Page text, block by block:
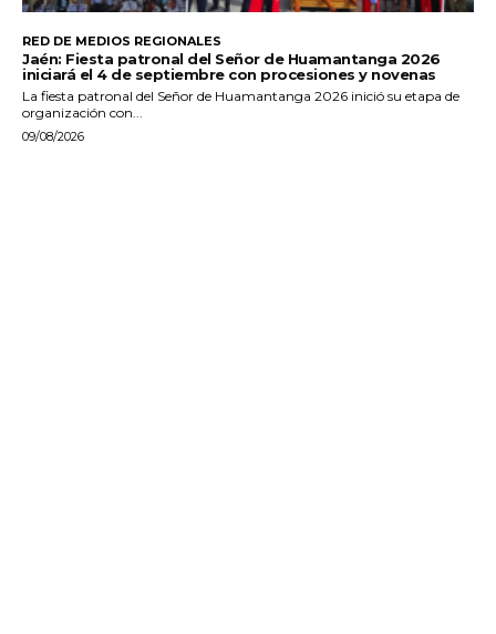
RED DE MEDIOS REGIONALES
Jaén: Fiesta patronal del Señor de Huamantanga 2026
iniciará el 4 de septiembre con procesiones y novenas
La fiesta patronal del Señor de Huamantanga 2026 inició su etapa de
organización con...
09/08/2026